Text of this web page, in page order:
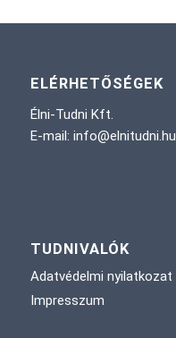
ELÉRHETŐSÉGEK
Élni-Tudni Kft.
E-mail: info@elnitudni.hu
TUDNIVALÓK
Adatvédelmi nyilatkozat
Impresszum